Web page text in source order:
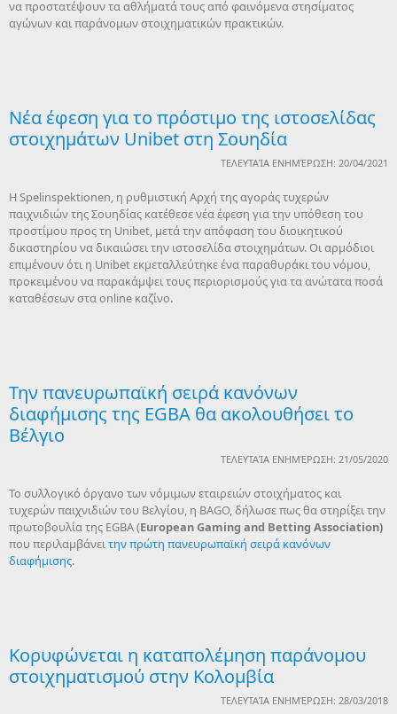
να προστατέψουν τα αθλήματά τους από φαινόμενα στησίματος
αγώνων και παράνομων στοιχηματικών πρακτικών.
Νέα έφεση για το πρόστιμο της ιστοσελίδας
στοιχημάτων Unibet στη Σουηδία
ΤΕΛΕΥΤΑΊΑ ΕΝΗΜΈΡΩΣΗ: 20/04/2021
H Spelinspektionen, η ρυθμιστική Αρχή της αγοράς τυχερών
παιχνιδιών της Σουηδίας κατέθεσε νέα έφεση για την υπόθεση του
προστίμου προς τη Unibet, μετά την απόφαση του διοικητικού
δικαστηρίου να δικαιώσει την ιστοσελίδα στοιχημάτων. Οι αρμόδιοι
επιμένουν ότι η Unibet εκμεταλλεύτηκε ένα παραθυράκι του νόμου,
προκειμένου να παρακάμψει τους περιορισμούς για τα ανώτατα ποσά
καταθέσεων στα online καζίνο.
Την πανευρωπαϊκή σειρά κανόνων
διαφήμισης της EGBA θα ακολουθήσει το
Βέλγιο
ΤΕΛΕΥΤΑΊΑ ΕΝΗΜΈΡΩΣΗ: 21/05/2020
Το συλλογικό όργανο των νόμιμων εταιρειών στοιχήματος και
τυχερών παιχνιδιών του Βελγίου, η BAGO, δήλωσε πως θα στηρίξει την
πρωτοβουλία της EGBA (EuropeanGaming and Betting Association)
που περιλαμβάνειτην πρώτη πανευρωπαϊκή σειρά κανόνων
διαφήμισης.
Κορυφώνεται η καταπολέμηση παράνομου
στοιχηματισμού στην Κολομβία
ΤΕΛΕΥΤΑΊΑ ΕΝΗΜΈΡΩΣΗ: 28/03/2018